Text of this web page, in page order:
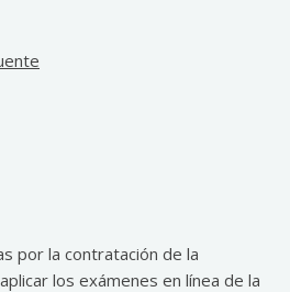
por la contratación de la
los exámenes en línea de la